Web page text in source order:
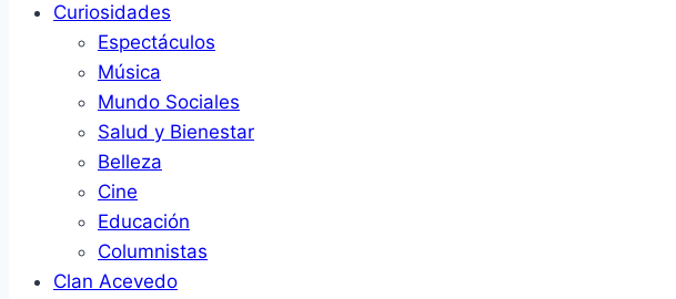
Curiosidades
Espectáculos
Música
Mundo Sociales
Salud y Bienestar
Belleza
Cine
Educación
Columnistas
Clan Acevedo